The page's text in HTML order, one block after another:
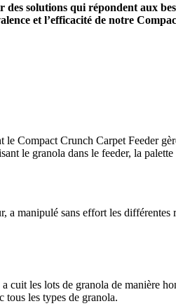
solutions qui répondent aux
et l’efficacité de notre
Compact Crunch Carpet Feeder
le granola dans le feeder, la
manipulé sans effort les différentes
cuit les lots de granola de manière
tous les types de granola.